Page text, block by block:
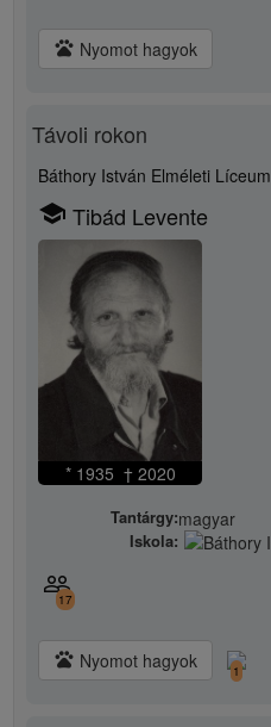
pets Nyomot hagyok
Távoli rokon
Báthory István Elméleti Líceum
school Tibád Levente
* 1935 † 2020
Tantárgy:magyar
Iskola:
people_outline
17
pets Nyomot hagyok 1